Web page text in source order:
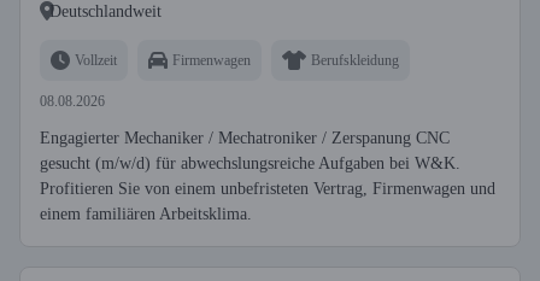
Deutschlandweit
Vollzeit Firmenwagen Berufskleidung
08.08.2026
Engagierter Mechaniker / Mechatroniker / Zerspanung CNC
gesucht (m/w/d) für abwechslungsreiche Aufgaben bei W&K.
Profitieren Sie von einem unbefristeten Vertrag, Firmenwagen und
einem familiären Arbeitsklima.